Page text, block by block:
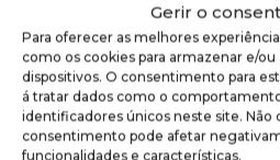
Gerir o
Para oferecer as melhores
como os cookies para armazenar e/
dispositivos. O consentimento para
á tratar dados como o
identificadores únicos neste site. Não
consentimento pode afetar
funcionalidades e características.
que possam afetar a aderência.
Uma superfície limpa garante
uniforme e duradouro.
Depois, posicione a cobertura
para verificar o alinhamento.